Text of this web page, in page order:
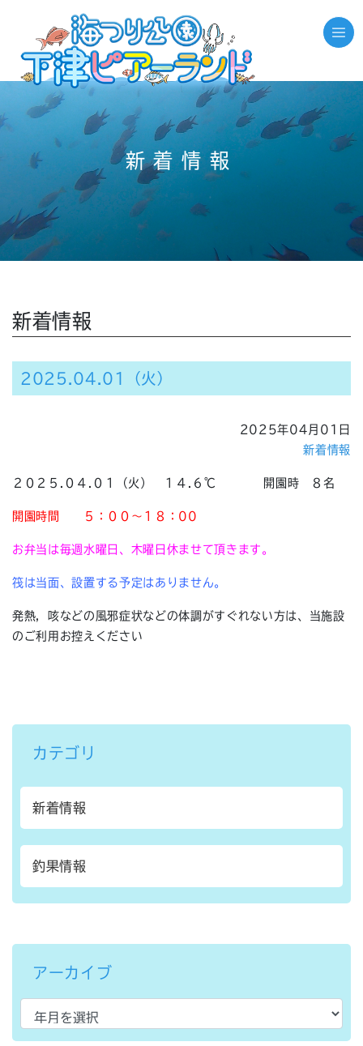
新着情報
新着情報
2025.04.01（火）
2025年04月01日
新着情報
２０２５.０４.０１（火） １４.６℃ 開園時 ８名
開園時間 ５：００～１８：00
お弁当は毎週水曜日、木曜日休ませて頂きます。
筏は当面、設置する予定はありません。
発熱，咳などの風邪症状などの体調がすぐれない方は、当施設
のご利用お控えください
カテゴリ
新着情報
釣果情報
アーカイブ